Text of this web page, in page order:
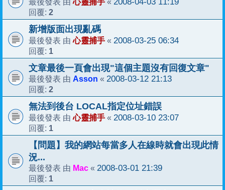
最後發表 由 «
回覆: 2
新增版面出現亂碼
最後發表 由心靈捕手 « 2008-03-25 06:34
回覆: 1
文章最後一頁會出現"這個主題沒有回復文章"
最後發表 由 Asson « 2008-03-12 21:13
回覆: 2
無法到後台 LOCAL指定位址錯誤
最後發表 由心靈捕手 « 2008-03-10 23:07
回覆: 1
【問題】我的網站每當多人在線時就會出現此情
況...
最後發表 由 Mac « 2008-03-01 21:39
回覆: 1